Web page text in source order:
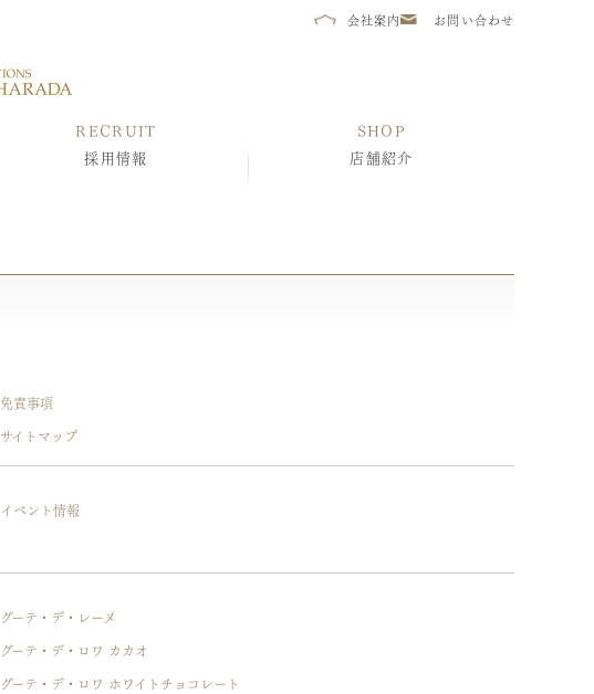
会社案内 お問い合わせ
RECRUIT
採用情報
SHOP
店舗紹介
免責事項
サイトマップ
イベント情報
グーテ・デ・レーヌ
グーテ・デ・ロワ カカオ
グーテ・デ・ロワ ホワイトチョコレート